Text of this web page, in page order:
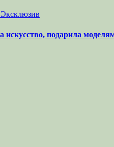
Эксклюзив
подарила